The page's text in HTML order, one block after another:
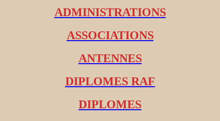
ADMINISTRATIONS
ASSOCIATIONS
ANTENNES
DIPLOMES RAF
DIPLOMES